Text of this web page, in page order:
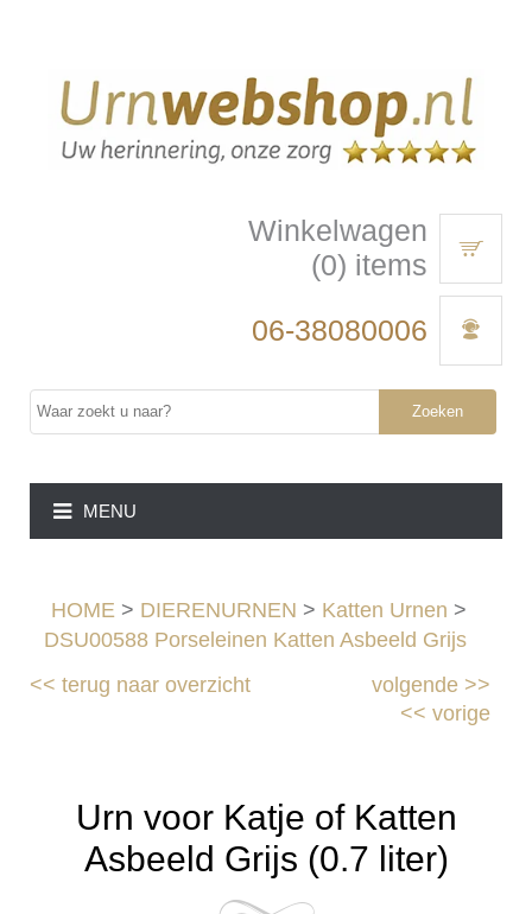
Winkelwagen
(0) items
06-38080006
Zoeken
MENU
HOME > DIERENURNEN > Katten Urnen >
DSU00588 Porseleinen Katten Asbeeld Grijs
<<terug naar overzicht volgende>>
<< vorige
Urn voor Katje of Katten
Asbeeld Grijs (0.7 liter)